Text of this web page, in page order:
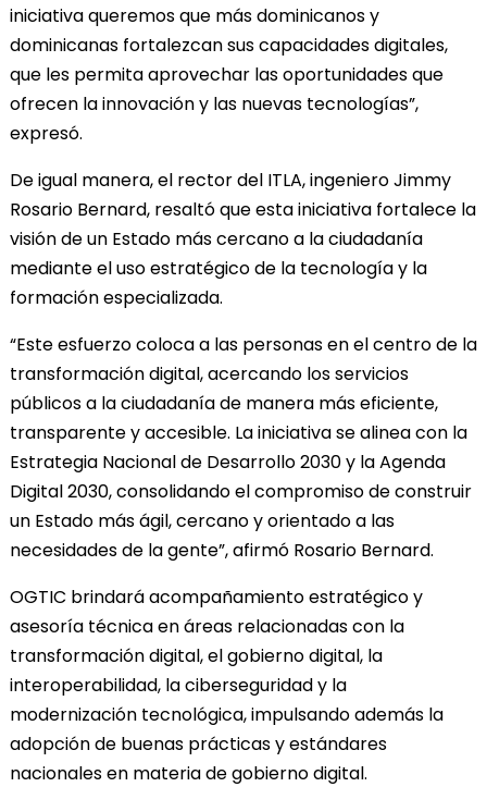
iniciativa queremos que más dominicanos y
dominicanas fortalezcan sus capacidades digitales,
que les permita aprovechar las oportunidades que
ofrecen la innovación y las nuevas tecnologías”,
expresó.
De igual manera, el rector del ITLA, ingeniero Jimmy
Rosario Bernard, resaltó que esta iniciativa fortalece la
visión de un Estado más cercano a la ciudadanía
mediante el uso estratégico de la tecnología y la
formación especializada.
“Este esfuerzo coloca a las personas en el centro de la
transformación digital, acercando los servicios
públicos a la ciudadanía de manera más eficiente,
transparente y accesible. La iniciativa se alinea con la
Estrategia Nacional de Desarrollo 2030 y la Agenda
Digital 2030, consolidando el compromiso de construir
un Estado más ágil, cercano y orientado a las
necesidades de la gente”, afirmó Rosario Bernard.
OGTIC brindará acompañamiento estratégico y
asesoría técnica en áreas relacionadas con la
transformación digital, el gobierno digital, la
interoperabilidad, la ciberseguridad y la
modernización tecnológica, impulsando además la
adopción de buenas prácticas y estándares
nacionales en materia de gobierno digital.